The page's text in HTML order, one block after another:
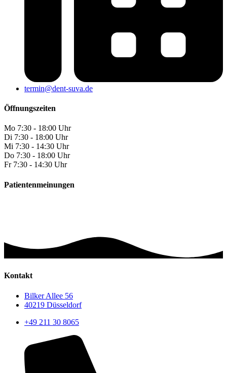
termin@dent-suva.de
Öffnungszeiten
Mo 7:30 - 18:00 Uhr
Di 7:30 - 18:00 Uhr
Mi 7:30 - 14:30 Uhr
Do 7:30 - 18:00 Uhr
Fr 7:30 - 14:30 Uhr
Patientenmeinungen
Kontakt
Bilker Allee 56
40219 Düsseldorf
+49 211 30 8065